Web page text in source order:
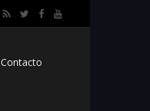
Contacto